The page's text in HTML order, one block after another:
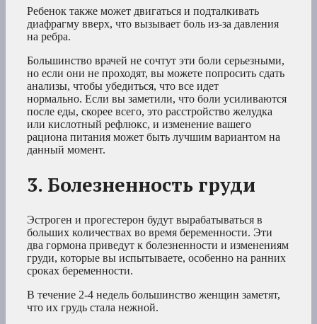
Ребенок также может двигаться и подталкивать
диафрагму вверх, что вызывает боль из-за давления
на ребра.
Большинство врачей не сочтут эти боли серьезными,
но если они не проходят, вы можете попросить сдать
анализы, чтобы убедиться, что все идет
нормально. Если вы заметили, что боли усиливаются
после еды, скорее всего, это расстройство желудка
или кислотный рефлюкс, и изменение вашего
рациона питания может быть лучшим вариантом на
данный момент.
3. Болезненность груди
Эстроген и прогестерон будут вырабатываться в
больших количествах во время беременности. Эти
два гормона приведут к болезненности и изменениям
груди, которые вы испытываете, особенно на ранних
сроках беременности.
В течение 2-4 недель большинство женщин заметят,
что их грудь стала нежной.